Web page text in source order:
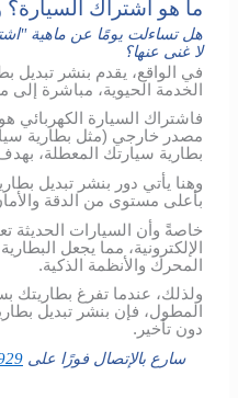
ما هو اشتراك
هل تساءلت يومًا عن ماهية
لا غنى عنها؟
في الواقع، يقدم بنشر تبديل
الخدمة الحيوية، مباشرة إلى
فاشتراك السيارة الكهربائي
مصدر خارجي (مثل بطارية
بطارية سيارتك المعطلة،
وهنا يأتي دور بنشر تبديل
بأعلى مستوى من الدقة
خاصةً وأن السيارات الحديثة
الإلكترونية، مما يجعل
المحرك والأنظمة الذكية.
ولذلك، عندما تفرغ بطاريتك
المطول، فإن بنشر تبديل
دون تأخير.
سارع بالإتصال فورًا على